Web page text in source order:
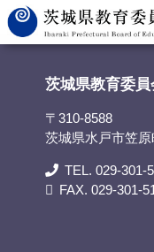
茨城県教育委員会>議事録>
茨城県教育委員
〒310-8588
茨城県水戸市笠
TEL. 029-301-
FAX. 029-301-